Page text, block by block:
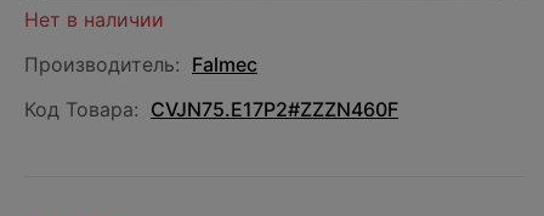
Нет в наличии
Производитель: Falmec
Код Товара: CVJN75.E17P2#ZZZN460F